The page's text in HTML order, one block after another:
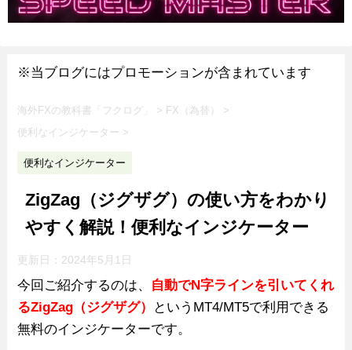
※当ブログにはプロモーションが含まれています
海外FXの教科書「フクログ」 > FX（為替）
>
便利なインジケーター >
便利なインジケーター
ZigZag（ジグザグ）の使い方をわかり
やすく解説！便利なインジケーター
更新日： 2024年5月1日
今回ご紹介するのは、 自動でN字ラインを引いてくれ
るZigZag（ジグザグ）
というMT4/MT5で利用できる
無料のインジケーターです。